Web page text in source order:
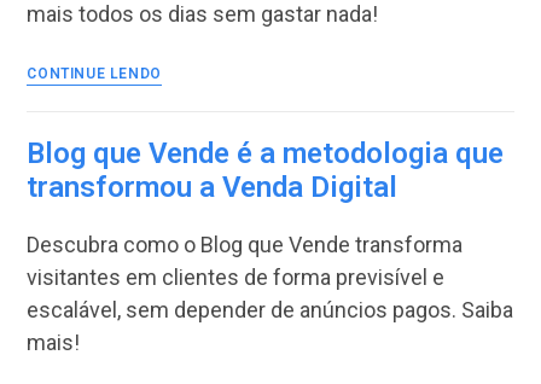
mais todos os dias sem gastar nada!
CONTINUE LENDO
3
que
definem
quem
Mais
na
Blog que Vende é a metodologia que
transformou a Venda Digital
Descubra como o Blog que Vende transforma
visitantes em clientes de forma previsível e
escalável, sem depender de anúncios pagos. Saiba
mais!